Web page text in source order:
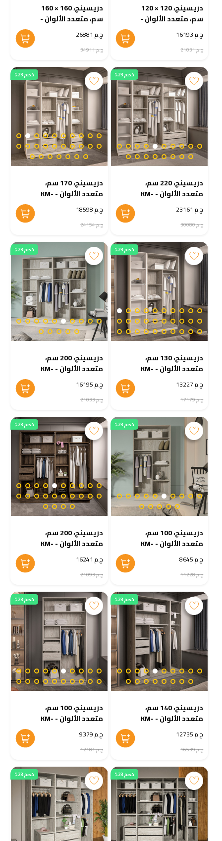
دريسينج، 120 × 120
سم، متعدد الألوان -
KM-EG38-212ج.م 16193
ج.م 21031
دريسينج، 160 × 160
سم، متعدد الألوان -
KM-EG38-211ج.م 26881
ج.م 34911
خصم 23%
دريسينج، 220 سم،
متعدد الألوان - KM-
EG38-210ج.م 23161
ج.م 30080
خصم 23%
دريسينج، 170 سم،
متعدد الألوان - KM-
EG38-209ج.م 18598
ج.م 24154
خصم 23%
دريسينج، 130 سم،
متعدد الألوان - KM-
EG38-208ج.م 13227
ج.م 17179
خصم 23%
دريسينج، 200 سم،
متعدد الألوان - KM-
EG38-207ج.م 16195
ج.م 21033
خصم 23%
دريسينج، 100 سم،
متعدد الألوان - KM-
EG38-206ج.م 8645
ج.م 11228
خصم 23%
دريسينج، 200 سم،
متعدد الألوان - KM-
EG38-205ج.م 16241
ج.م 21093
خصم 23%
دريسينج، 140 سم،
متعدد الألوان - KM-
EG38-204ج.م 12735
ج.م 16539
خصم 23%
دريسينج، 100 سم،
متعدد الألوان - KM-
EG38-203ج.م 9379
ج.م 12181
خصم 23% خصم 23%